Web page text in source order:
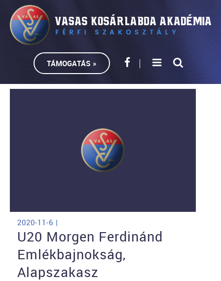
TÁMOGATÁS »
2020-11-6 |
U20 Morgen Ferdinánd
Emlékbajnokság,
Alapszakasz